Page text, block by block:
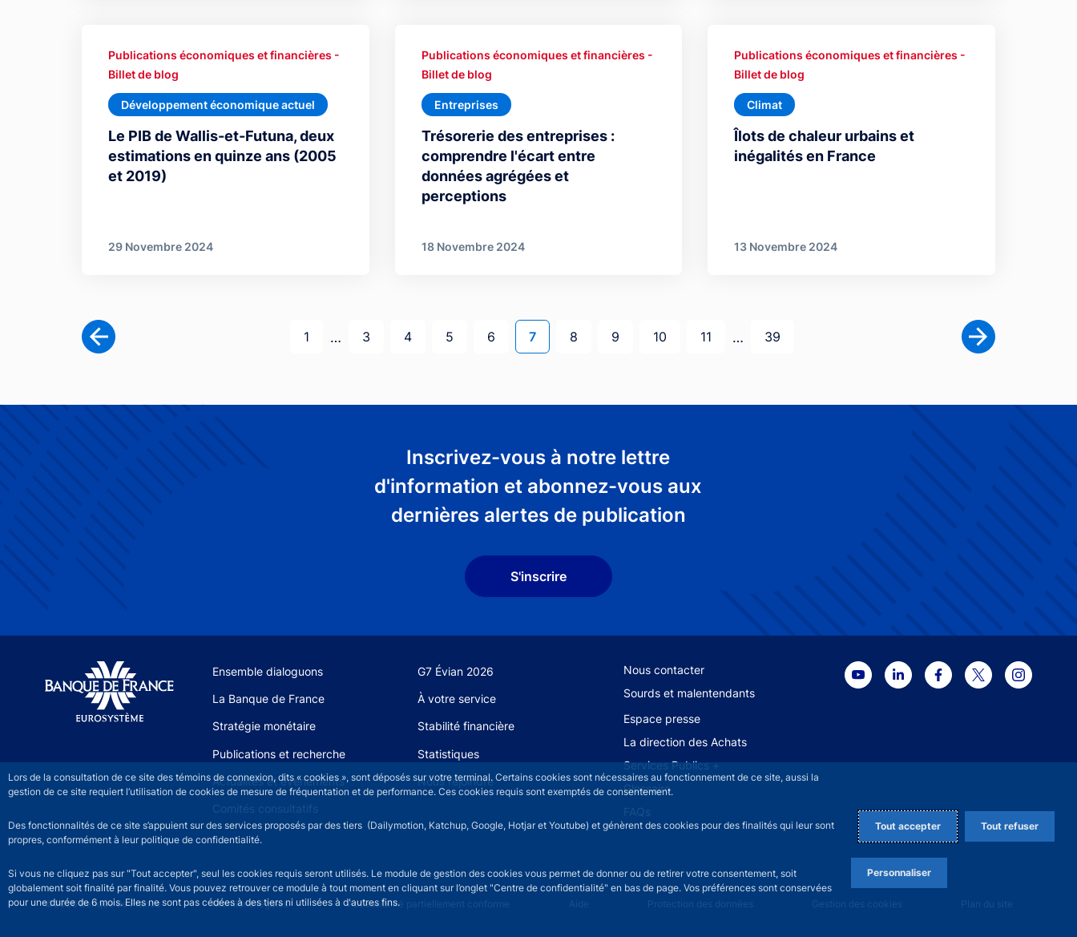
Lors de la consultation de ce site des témoins de connexion, dits « cookies », sont déposés sur votre terminal. Certains cookies sont nécessaires au fonctionnement de ce site, aussi la
gestion de ce site requiert l’utilisation de cookies de mesure de fréquentation et de performance. Ces cookies requis sont exemptés de consentement.
Des fonctionnalités de ce site s’appuient sur des services proposés par des tiers (Dailymotion, Katchup, Google, Hotjar et Youtube) et génèrent des cookies pour des finalités qui leur sont
propres, conformément à leur politique de confidentialité.
Si vous ne cliquez pas sur "Tout accepter", seul les cookies requis seront utilisés. Le module de gestion des cookies vous permet de donner ou de retirer votre consentement, soit
globalement soit finalité par finalité. Vous pouvez retrouver ce module à tout moment en cliquant sur l’onglet "Centre de confidentialité" en bas de page. Vos préférences sont conservées
pour une durée de 6 mois. Elles ne sont pas cédées à des tiers ni utilisées à d'autres fins.
Tout accepter Tout refuser
Personnaliser
Le PIB de Wallis-et-Futuna, deux
estimations en quinze ans (2005
et 2019)
Publications économiques et financières -
Billet de blog
Développement économique actuel
29 Novembre 2024
Trésorerie des entreprises :
comprendre l'écart entre
données agrégées et
perceptions
Publications économiques et financières -
Billet de blog
Entreprises
18 Novembre 2024
Îlots de chaleur urbains et
inégalités en France
Publications économiques et financières -
Billet de blog
Climat
13 Novembre 2024
Première page
1 … Page
3 Page
4 Page
5 Page
6 Page courante
7 Page
8 Page
9 Page
10 Page
11 … Dernière page
39
Page suivante
Inscrivez-vous à notre lettre
d'information et abonnez-vous aux
dernières alertes de publication
S'inscrire
Site navigation
Ensemble dialoguons G7 Évian 2026
La Banque de France À votre service
Stratégie monétaire Stabilité financière
Publications et recherche Statistiques
Actualités et événements Nous rejoindre
Comités consultatifs
Footer secondary menu
Nous contacter
Sourds et malentendants
Espace presse
La direction des Achats
Services Publics +
Glossaire
FAQs
©2026 Banque de France Footer legal notice menu
Mentions légales Accessibilité partiellement conforme Aide Protection des données Gestion des cookies Plan du site